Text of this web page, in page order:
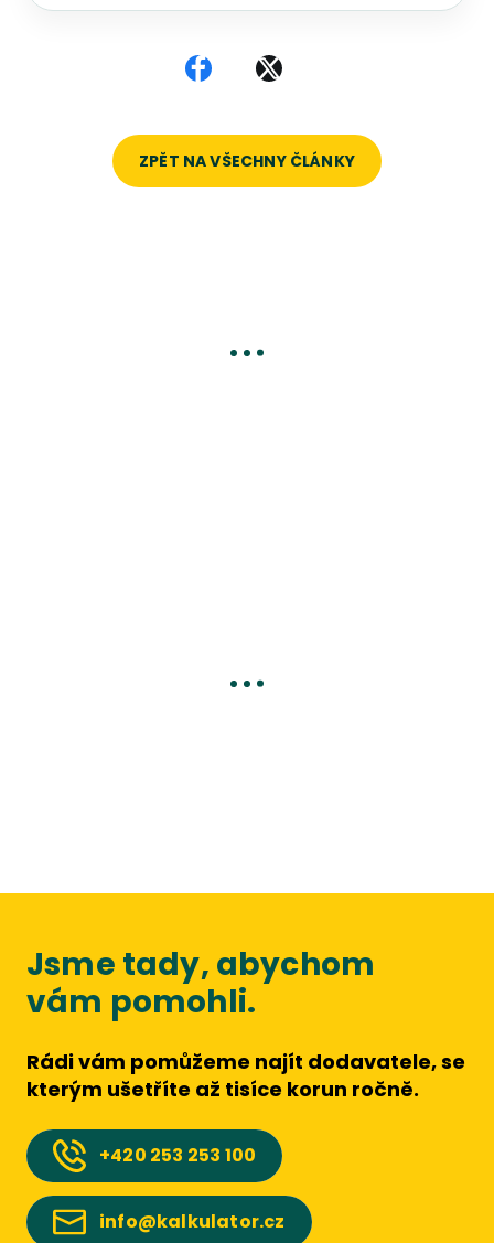
Sdílet na Facebooku
Sdílet na X
ZPĚT NA VŠECHNY ČLÁNKY
Jsme tady, abychom
vám pomohli.
Rádi vám pomůžeme najít dodavatele, se
kterým ušetříte až tisíce korun ročně.
+420 253 253 100
info@kalkulator.cz